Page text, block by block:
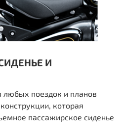
И
любых поездок и планов
которая
пассажирское сиденье